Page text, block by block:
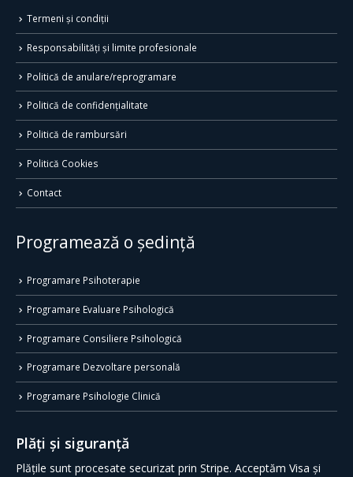
Termeni și condiții
Responsabilități și limite profesionale
Politică de anulare/reprogramare
Politică de confidențialitate
Politică de rambursări
Politică Cookies
Contact
Programează o ședință
Programare Psihoterapie
Programare Evaluare Psihologică
Programare Consiliere Psihologică
Programare Dezvoltare personală
Programare Psihologie Clinică
Plăți și siguranță
Plățile sunt procesate securizat prin Stripe. Acceptăm Visa și